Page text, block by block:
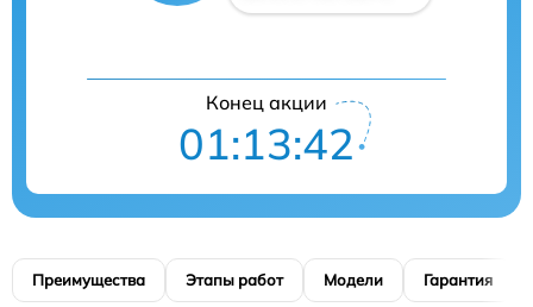
Конец акции
01:13:41
Преимущества Этапы работ Модели Гарантия